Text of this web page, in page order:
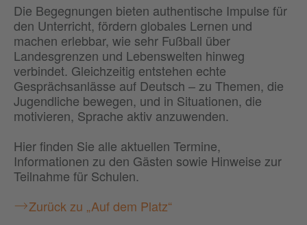
Die Begegnungen bieten authentische Impulse für
den Unterricht, fördern globales Lernen und
machen erlebbar, wie sehr Fußball über
Landesgrenzen und Lebenswelten hinweg
verbindet. Gleichzeitig entstehen echte
Gesprächsanlässe auf Deutsch – zu Themen, die
Jugendliche bewegen, und in Situationen, die
motivieren, Sprache aktiv anzuwenden.
Hier finden Sie alle aktuellen Termine,
Informationen zu den Gästen sowie Hinweise zur
Teilnahme für Schulen.
Zurück zu „Auf dem Platz“